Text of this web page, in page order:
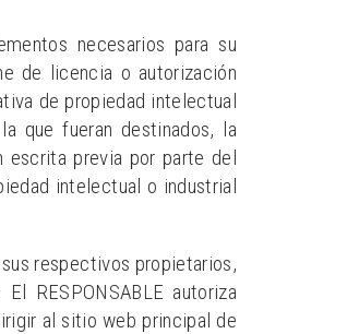
necesarios para su
de licencia o autorización
de propiedad intelectual
que fueran destinados, la
escrita previa por parte del
intelectual o industrial
respectivos propietarios,
RESPONSABLE autoriza
al sitio web principal de